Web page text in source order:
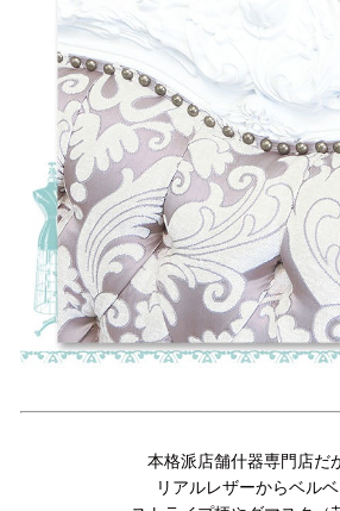
本格派店舗什器専門店だ
リアルレザーからベル